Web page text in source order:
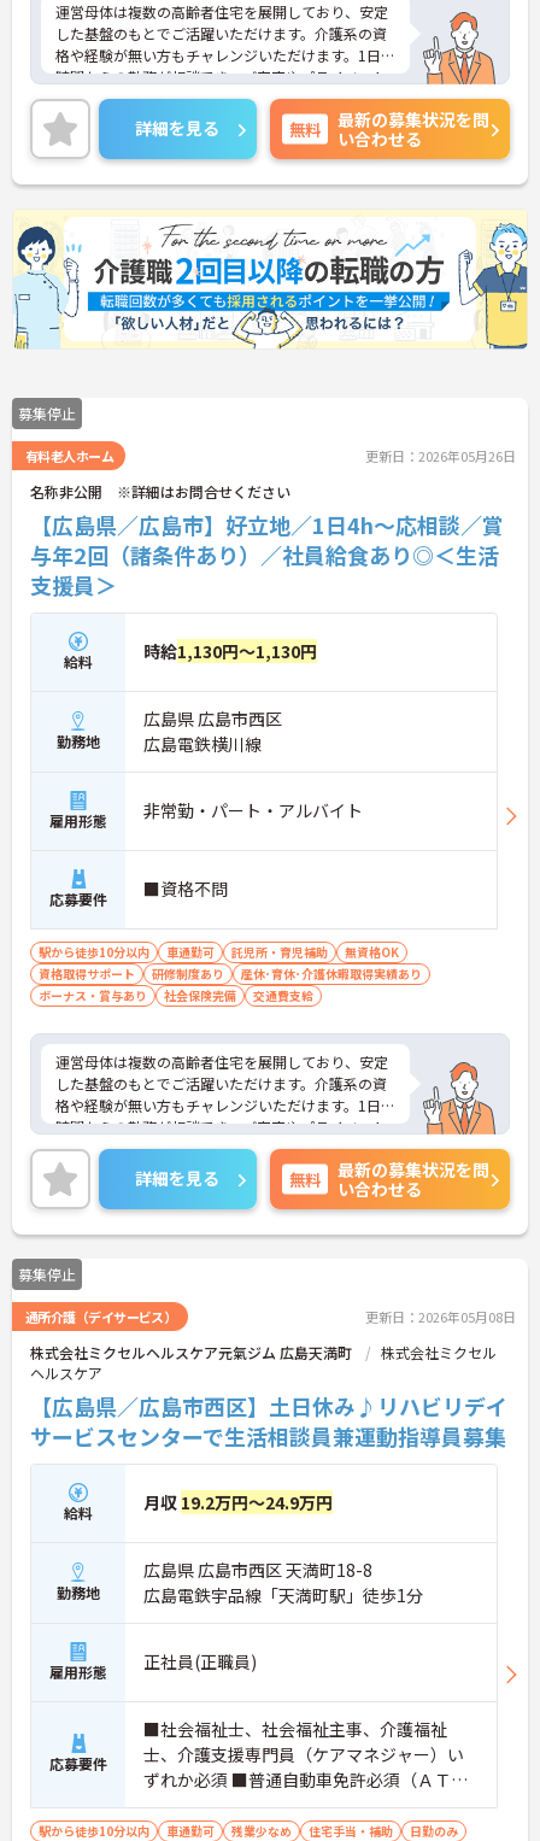
運営母体は複数の高齢者住宅を展開しており、安定
した基盤のもとでご活躍いただけます。介護系の資
格や経験が無い方もチャレンジいただけます。1日4
時間からの勤務が相談でき、ご家庭やプライベート
との両立もしやすい環境です。賞与（年2回、諸条件
あり）や昇給の実績もあり、あなたの頑張りがしっ
かりと評価されます。無料の社員給食（1日1食）
や、育休からの復職をサポートする育児給付金+
（プラス）制度（最大10万円）、資格取得支援制度
（最大10万円補助）など、福利厚生も充実していま
す。社内研修やキャリアパス制度も整っており、ス
キルアップを目指したい方にも最適です。ご興味の
ある方には、面接対策ポイントなど、さらに詳細を
お話ししますのでお気軽にご相談ください！
詳細を見る 無料
最新の募集状況を問
い合わせる
募集停止
有料老人ホーム 更新日：2026年05月26日
名称非公開 ※詳細はお問合せください
【広島県／広島市】好立地／1日4h～応相談／賞
与年2回（諸条件あり）／社員給食あり◎＜生活
支援員＞
給料 時給1,130円～1,130円
勤務地
広島県 広島市西区
広島電鉄横川線
雇用形態 非常勤・パート・アルバイト
応募要件 ■資格不問
駅から徒歩10分以内 車通勤可 託児所・育児補助
無資格OK
資格取得サポート
研修制度あり
産休･育休･介護休暇取得実績あり
ボーナス・賞与あり
社会保険完備 交通費支給
運営母体は複数の高齢者住宅を展開しており、安定
した基盤のもとでご活躍いただけます。介護系の資
格や経験が無い方もチャレンジいただけます。1日4
時間からの勤務が相談でき、ご家庭やプライベート
との両立もしやすい環境です。賞与（年2回、諸条件
あり）や昇給の実績もあり、あなたの頑張りがしっ
かりと評価されます。無料の社員給食（1日1食）
や、育休からの復職をサポートする育児給付金+
（プラス）制度（最大10万円）、資格取得支援制度
（最大10万円補助）など、福利厚生も充実していま
す。社内研修やキャリアパス制度も整っており、ス
キルアップを目指したい方にも最適です。ご興味の
ある方には、面接対策ポイントなど、さらに詳細を
お話ししますのでお気軽にご相談ください！
詳細を見る 無料
最新の募集状況を問
い合わせる
募集停止
通所介護（デイサービス） 更新日：2026年05月08日
株式会社ミクセルヘルスケア元氣ジム 広島天満町
株式会社ミクセル
ヘルスケア
【広島県／広島市西区】土日休み♪リハビリデイ
サービスセンターで生活相談員兼運動指導員募集
給料 月収 19.2万円～24.9万円
勤務地
広島県 広島市西区 天満町18-8
広島電鉄宇品線「天満町駅」徒歩1分
雇用形態 正社員(正職員)
応募要件
■社会福祉士、社会福祉主事、介護福祉
士、介護支援専門員（ケアマネジャー）い
ずれか必須 ■普通自動車免許必須（ＡＴ限
定可） ■経験不問
駅から徒歩10分以内 車通勤可 残業少なめ 住宅手当・補助
日勤のみ